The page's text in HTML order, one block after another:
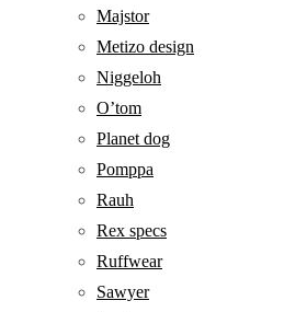
Majstor
Metizo design
Niggeloh
O’tom
Planet dog
Pomppa
Rauh
Rex specs
Ruffwear
Sawyer